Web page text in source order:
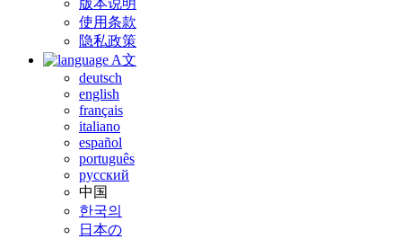
版本说明
使用条款
隐私政策
A文
deutsch
english
français
italiano
español
português
русский
中国
한국의
日本の